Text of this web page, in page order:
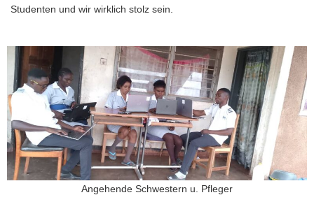
Studenten und wir wirklich stolz sein.
Angehende Schwestern u. Pfleger